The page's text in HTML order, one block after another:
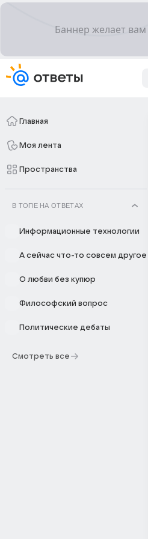
Главная
Моя лента
Пространства
В ТОПЕ НА ОТВЕТАХ
Информационные технологии
А сейчас что-то совсем другое
О любви без купюр
Философский вопрос
Политические дебаты
Смотреть все